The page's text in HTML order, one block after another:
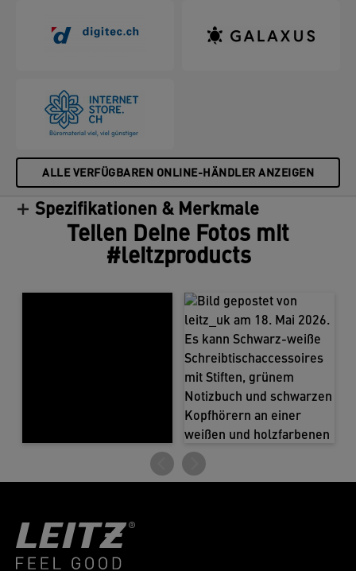
ALLE VERFÜGBAREN ONLINE-HÄNDLER ANZEIGEN
Spezifikationen & Merkmale
Teilen Deine Fotos mit
#leitzproducts